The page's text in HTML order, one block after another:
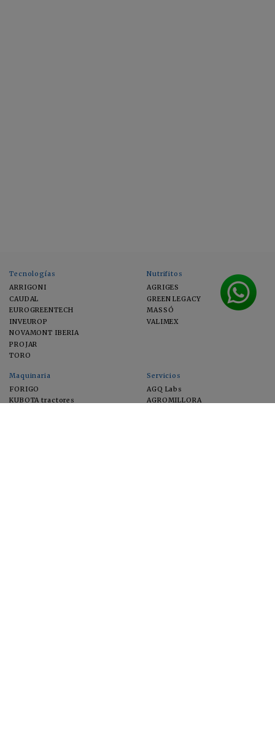
Tecnologías
ARRIGONI
CAUDAL
EUROGREENTECH
INVEUROP
NOVAMONT IBERIA
PROJAR
TORO
Nutrifitos
AGRIGES
GREEN LEGACY
MASSÓ
VALIMEX
Maquinaria
FORIGO
KUBOTA tractores
Servicios
AGQ Labs
AGROMILLORA